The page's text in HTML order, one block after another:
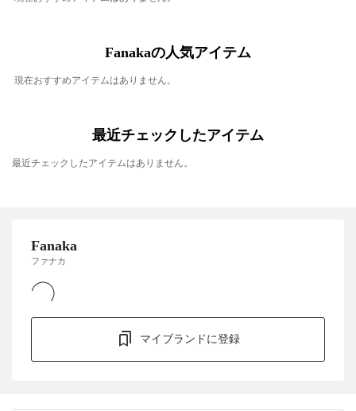
Fanakaの人気アイテム
現在おすすめアイテムはありません。
最近チェックしたアイテム
最近チェックしたアイテムはありません。
Fanaka
ファナカ
マイブランドに登録